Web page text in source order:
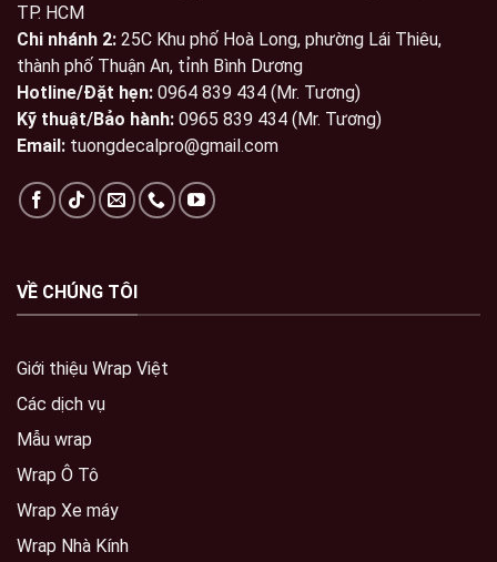
TP. HCM
Chi nhánh 2: 25C Khu phố Hoà Long, phường Lái Thiêu,
thành phố Thuận An, tỉnh Bình Dương
Hotline/Đặt hẹn: 0964 839 434 (Mr. Tương)
Kỹ thuật/Bảo hành: 0965 839 434 (Mr. Tương)
Email: tuongdecalpro@gmail.com
VỀ CHÚNG TÔI
Giới thiệu Wrap Việt
Các dịch vụ
Mẫu wrap
Wrap Ô Tô
Wrap Xe máy
Wrap Nhà Kính